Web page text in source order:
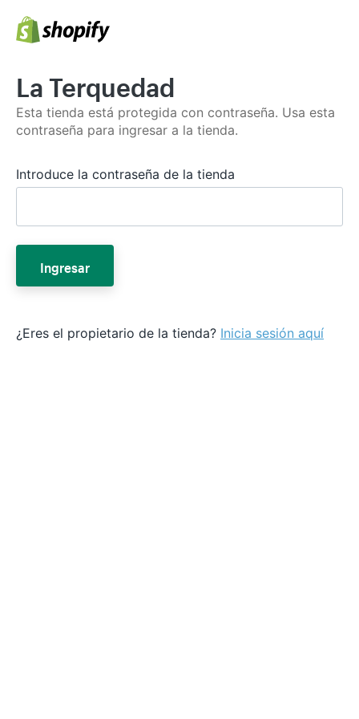
La Terquedad
Esta tienda está protegida con contraseña. Usa esta
contraseña para ingresar a la tienda.
Introduce la contraseña de la tienda
Ingresar
¿Eres el propietario de la tienda? Inicia sesión aquí